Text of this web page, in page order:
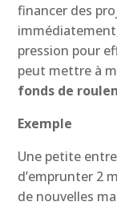
financer des
pression pour
peut mettre à
fonds de
Exemple
Une petite
d’emprunter 2
de nouvelles